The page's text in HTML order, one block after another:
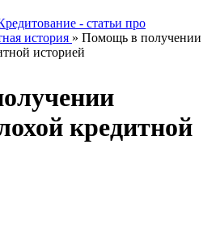
- статьи про
история » Помощь в получении
историей
кредитной